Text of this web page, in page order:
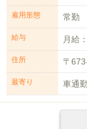
雇用形態 常勤
給与 月給
住所 〒
最寄り 車通